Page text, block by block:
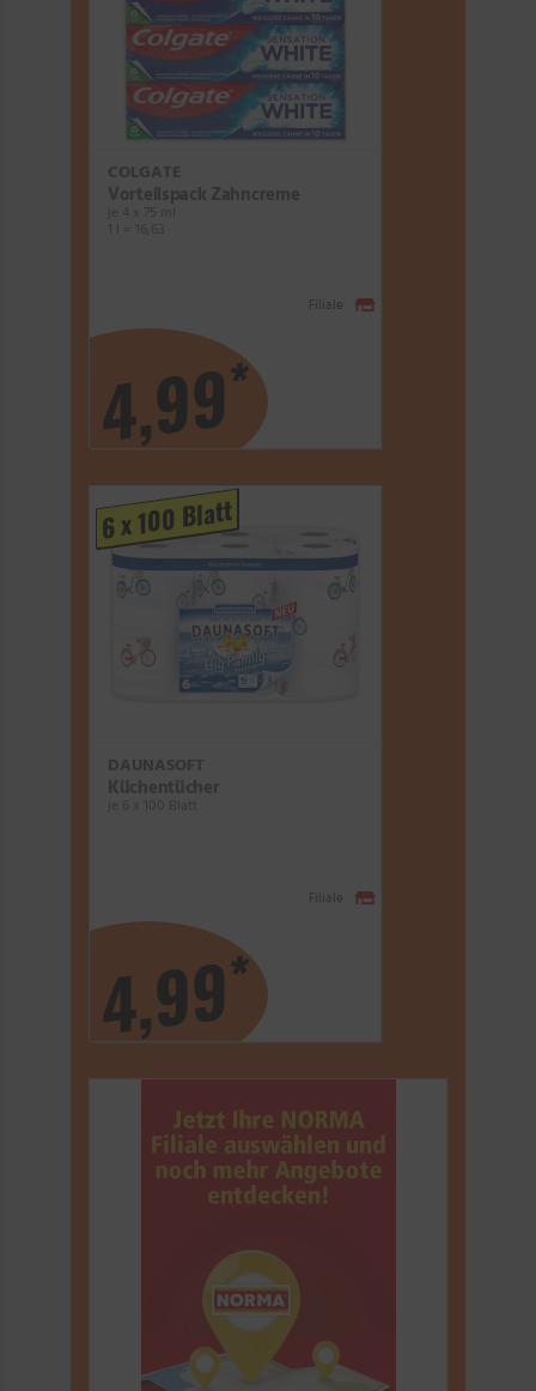
COLGATE
Vorteilspack Zahncreme
4,99*
Filiale
6 x 100 Blatt
DAUNASOFT
Küchentücher
4,99*
Filiale